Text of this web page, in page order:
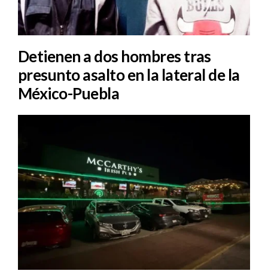
Detienen a dos hombres tras
presunto asalto en la lateral de la
México-Puebla